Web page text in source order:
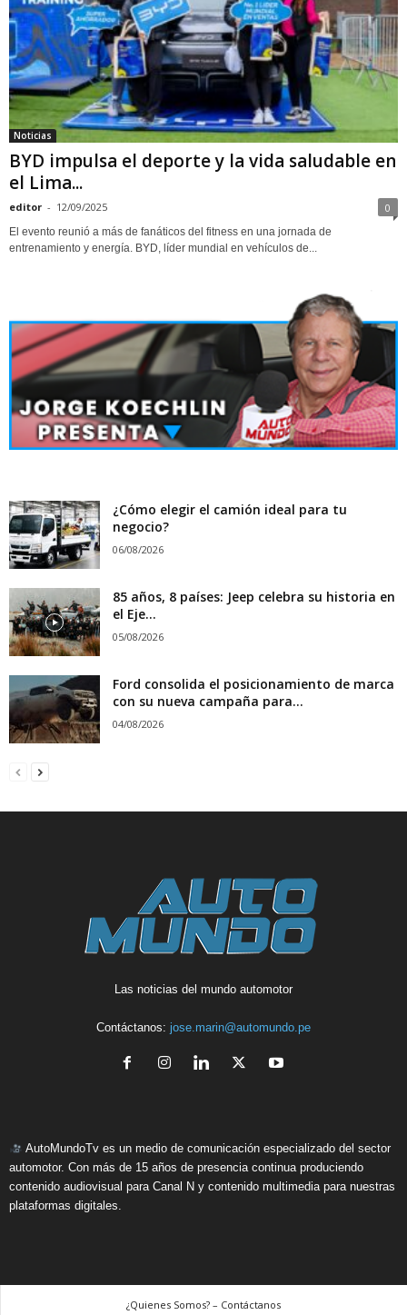
Noticias
BYD impulsa el deporte y la vida saludable en
el Lima...
editor - 12/09/2025 0
El evento reunió a más de fanáticos del fitness en una jornada de
entrenamiento y energía. BYD, líder mundial en vehículos de...
¿Cómo elegir el camión ideal para tu
negocio?
06/08/2026
85 años, 8 países: Jeep celebra su historia en
el Eje...
05/08/2026
Ford consolida el posicionamiento de marca
con su nueva campaña para...
04/08/2026
Las noticias del mundo automotor
Contáctanos: jose.marin@automundo.pe
AutoMundoTv es un medio de comunicación especializado del sector
automotor. Con más de 15 años de presencia continua produciendo
contenido audiovisual para Canal N y contenido multimedia para nuestras
plataformas digitales.
¿Quienes Somos? – Contáctanos